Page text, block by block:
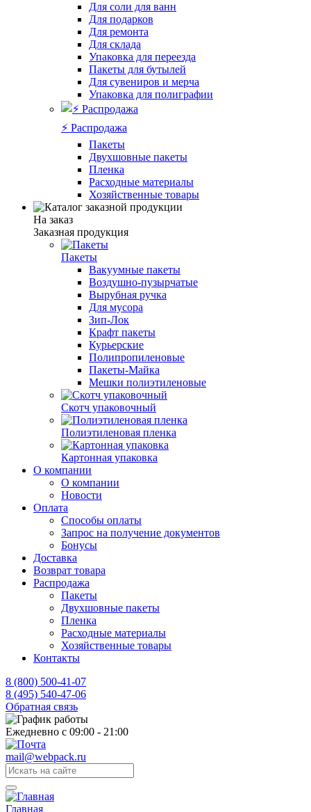
Для соли для ванн
Для подарков
Для ремонта
Для склада
Упаковка для переезда
Пакеты для бутылей
Для сувениров и мерча
Упаковка для полиграфии
⚡️ Распродажа
Пакеты
Двухшовные пакеты
Пленка
Расходные материалы
Хозяйственные товары
На заказ
Заказная продукция
Пакеты
Вакуумные пакеты
Воздушно-пузырчатые
Вырубная ручка
Для мусора
Зип-Лок
Крафт пакеты
Курьерские
Полипропиленовые
Пакеты-Майка
Мешки полиэтиленовые
Скотч упаковочный
Полиэтиленовая пленка
Картонная упаковка
О компании
О компании
Новости
Оплата
Способы оплаты
Запрос на получение документов
Бонусы
Доставка
Возврат товара
Распродажа
Пакеты
Двухшовные пакеты
Пленка
Расходные материалы
Хозяйственные товары
Контакты
8 (800) 500-41-07
8 (495) 540-47-06
Обратная связь
Ежедневно с 09:00 - 21:00
mail@webpack.ru
Главная